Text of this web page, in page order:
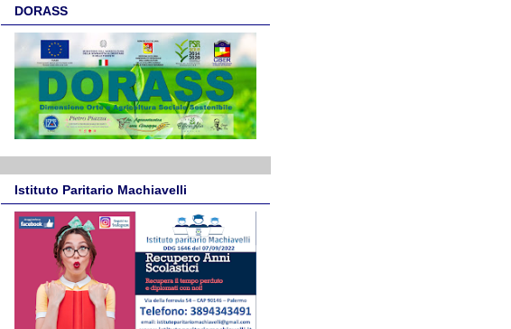
DORASS
Istituto Paritario Machiavelli